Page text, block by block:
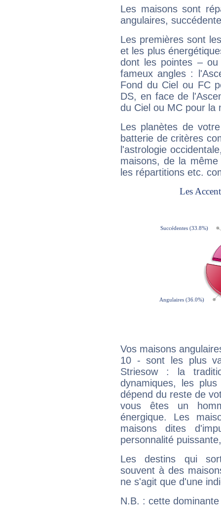
Les maisons sont
angulaires,
Les premières sont
et les plus
dont les pointes –
fameux angles :
Fond du Ciel ou FC
DS, en face de
du Ciel ou MC pour la
Les planètes de
batterie de critères
l'astrologie
maisons, de la
les répartitions etc.
Vos maisons
10 - sont les plus
Striesow : la
dynamiques, les
dépend du reste de
vous êtes un
énergique. Les
maisons dites
personnalité
Les destins qui
souvent à des
ne s'agit que d'une
N.B. : cette